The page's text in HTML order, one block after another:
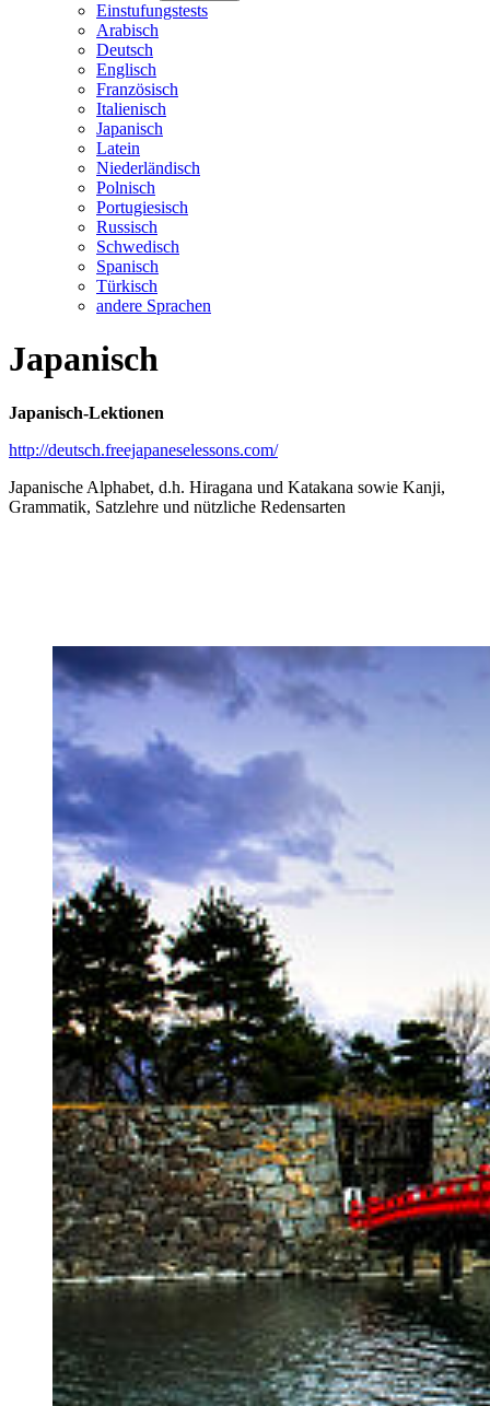
Einstufungstests
Arabisch
Deutsch
Englisch
Französisch
Italienisch
Japanisch
Latein
Niederländisch
Polnisch
Portugiesisch
Russisch
Schwedisch
Spanisch
Türkisch
andere Sprachen
Japanisch
Japanisch-Lektionen
http://deutsch.freejapaneselessons.com/
Japanische Alphabet, d.h. Hiragana und Katakana sowie Kanji,
Grammatik, Satzlehre und nützliche Redensarten